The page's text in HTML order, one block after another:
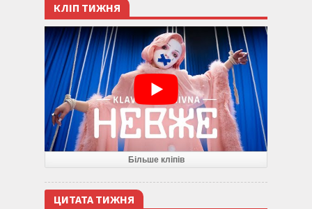
КЛІП ТИЖНЯ
Більше кліпів
ЦИТАТА ТИЖНЯ